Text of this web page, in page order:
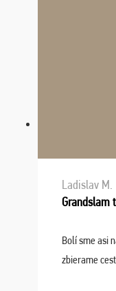
Ladislav M.
Grandslam
Bolí sme asi
zbierame